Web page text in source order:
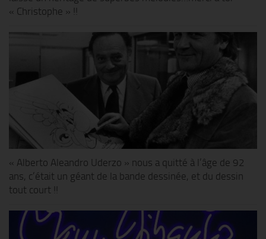
« Christophe » !!
« Alberto Aleandro Uderzo » nous a quitté à l’âge de 92
ans, c’était un géant de la bande dessinée, et du dessin
tout court !!